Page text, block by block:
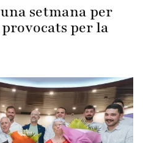
setmana per
per la